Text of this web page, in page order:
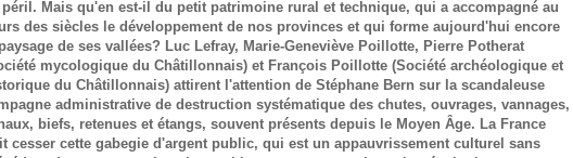
péril. Mais qu'en est-il du petit patrimoine rural et technique, qui a accompagné au
des siècles le développement de nos provinces et qui forme aujourd'hui encore
de ses vallées? Luc Lefray, Marie-Geneviève Poillotte, Pierre Potherat
mycologique du Châtillonnais) et François Poillotte (Société archéologique et
du Châtillonnais) attirent l'attention de Stéphane Bern sur la scandaleuse
administrative de destruction systématique des chutes, ouvrages, vannages,
biefs, retenues et étangs, souvent présents depuis le Moyen Âge. La France
cesser cette gabegie d'argent public, qui est un appauvrissement culturel sans